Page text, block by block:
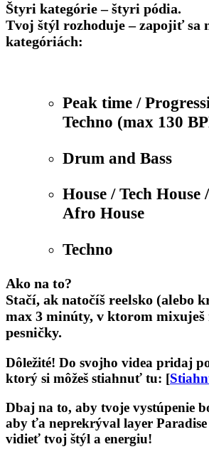
Štyri kategórie – štyri pódia.
Tvoj štýl rozhoduje – zapojiť sa
kategóriách:
Peak time /
Techno (max 130
Drum and Bass
House / Tech House
Afro House
Techno
Ako na to?
Stačí, ak natočíš reelsko (alebo
max 3 minúty, v ktorom
pesničky.
Dôležité! Do svojho videa pridaj
ktorý si môžeš stiahnuť tu: [
Dbaj na to, aby tvoje vystúpenie
aby ťa neprekrýval layer Paradise
vidieť tvoj štýl a energiu!